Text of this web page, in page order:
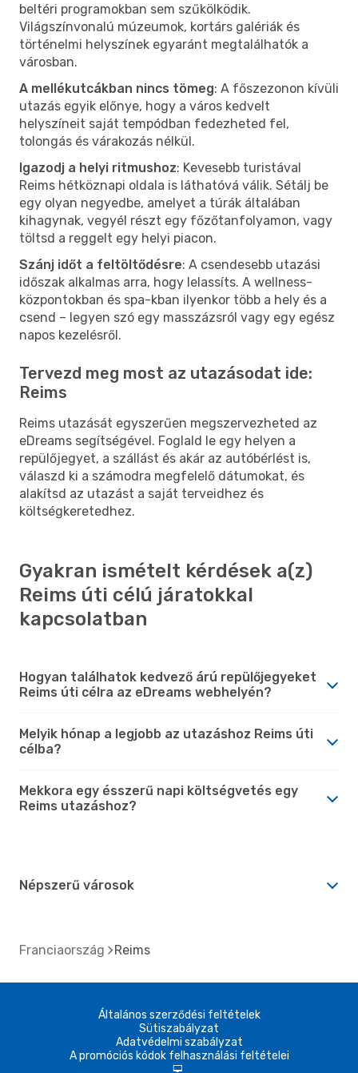
beltéri programokban sem szűkölködik.
Világszínvonalú múzeumok, kortárs galériák és
történelmi helyszínek egyaránt megtalálhatók a
városban.
A mellékutcákban nincs tömeg: A főszezonon kívüli
utazás egyik előnye, hogy a város kedvelt
helyszíneit saját tempódban fedezheted fel,
tolongás és várakozás nélkül.
Igazodj a helyi ritmushoz: Kevesebb turistával
Reims hétköznapi oldala is láthatóvá válik. Sétálj be
egy olyan negyedbe, amelyet a túrák általában
kihagynak, vegyél részt egy főzőtanfolyamon, vagy
töltsd a reggelt egy helyi piacon.
Szánj időt a feltöltődésre: A csendesebb utazási
időszak alkalmas arra, hogy lelassíts. A wellness-
központokban és spa-kban ilyenkor több a hely és a
csend – legyen szó egy masszázsról vagy egy egész
napos kezelésről.
Tervezd meg most az utazásodat ide:
Reims
Reims utazását egyszerűen megszervezheted az
eDreams segítségével. Foglald le egy helyen a
repülőjegyet, a szállást és akár az autóbérlést is,
válaszd ki a számodra megfelelő dátumokat, és
alakítsd az utazást a saját terveidhez és
költségkeretedhez.
Gyakran ismételt kérdések a(z)
Reims úti célú járatokkal
kapcsolatban
Hogyan találhatok kedvező árú repülőjegyeket
Reims úti célra az eDreams webhelyén?
Melyik hónap a legjobb az utazáshoz Reims úti
célba?
Mekkora egy ésszerű napi költségvetés egy
Reims utazáshoz?
Népszerű városok
Franciaország Reims
Általános szerződési feltételek
Sütiszabályzat
Adatvédelmi szabályzat
A promóciós kódok felhasználási feltételei
d